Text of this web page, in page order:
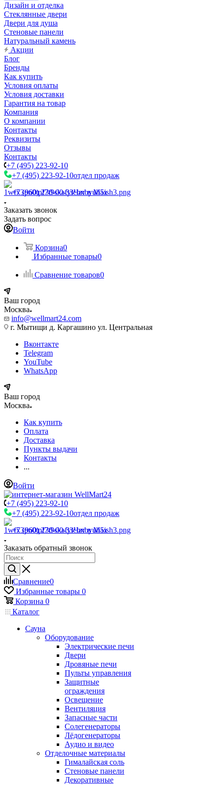
Дизайн и отделка
Стеклянные двери
Двери для душа
Стеновые панели
Натуральный камень
Акции
Блог
Бренды
Как купить
Условия оплаты
Условия доставки
Гарантия на товар
Компания
О компании
Контакты
Реквизиты
Отзывы
Контакты
+7 (495) 223-92-10
+7 (495) 223-92-10отдел продаж
+7 (960) 230-00-33Чат в Max
Заказать звонок
Задать вопрос
Войти
Корзина0
Избранные товары0
Сравнение товаров0
Ваш город
Москва
info@wellmart24.com
г. Мытищи д. Каргашино ул. Центральная
Вконтакте
Telegram
YouTube
WhatsApp
Ваш город
Москва
Как купить
Оплата
Доставка
Пункты выдачи
Контакты
...
Войти
+7 (495) 223-92-10
+7 (495) 223-92-10отдел продаж
+7 (960) 230-00-33Чат в Max
Заказать обратный звонок
Сравнение0
Избранные товары 0
Корзина 0
Каталог
Сауна
Оборудование
Электрические печи
Двери
Дровяные печи
Пульты управления
Защитные
ограждения
Освещение
Вентиляция
Запасные части
Солегенераторы
Лёдогенераторы
Аудио и видео
Отделочные материалы
Гималайская соль
Стеновые панели
Декоративные